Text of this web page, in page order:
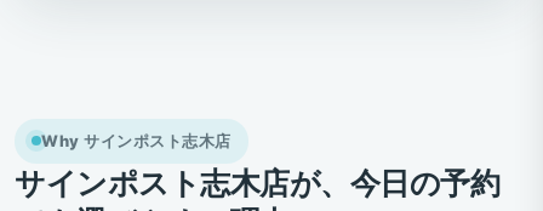
Why サインポスト志木店
サインポスト志木店が、今日の予約